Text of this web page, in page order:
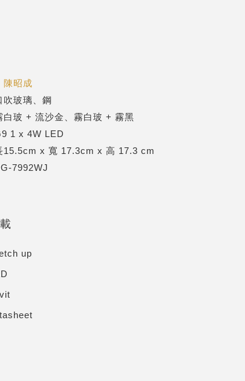
陳昭成
玻璃、鋼
玻 + 流沙金、霧白玻 + 霧黑
1 x 4W LED
x 寬 17.3cm x 高 17.3 cm
7992WJ
up